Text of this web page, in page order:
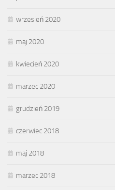
wrzesień 2020
maj 2020
kwiecień 2020
marzec 2020
grudzień 2019
czerwiec 2018
maj 2018
marzec 2018